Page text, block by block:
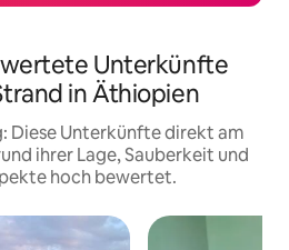
Unterkünfte
in Äthiopien
Diese Unterkünfte direkt am
ihrer Lage, Sauberkeit und
hoch bewertet.